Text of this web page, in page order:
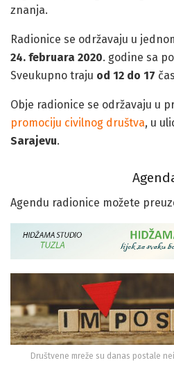
znanja.
Radionice se održavaju u
24. februara 2020. godine sa
Sveukupno traju od 12 do 17
Obje radionice se održavaju u
promociju civilnog društva, u
Sarajevu.
Agendu radionice možete
Društvene mreže su danas postale